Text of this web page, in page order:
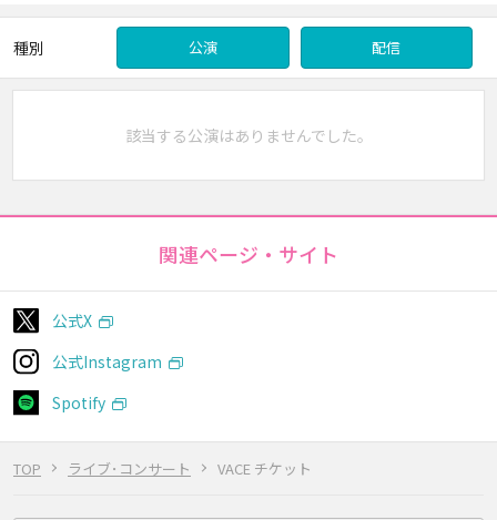
TOP ライブ･コンサート VACE チケット
種別 公演 配信
該当する公演はありませんでした。
関連ページ・サイト
公式X
公式Instagram
Spotify